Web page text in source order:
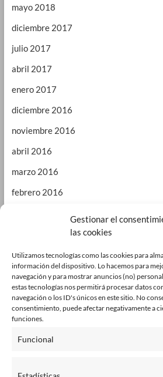
Gestionar el
las cookies
Utilizamos tecnologías como las cookies para
información del dispositivo. Lo hacemos para
navegación y para mostrar anuncios (no)
estas tecnologías nos permitirá procesar datos
navegación o los ID's únicos en este sitio. No
consentimiento, puede afectar negativamente a
funciones.
Funcional
mayo 2018
diciembre 2017
julio 2017
abril 2017
enero 2017
diciembre 2016
noviembre 2016
abril 2016
marzo 2016
febrero 2016
septiembre 2015
enero 2015
octubre 2014
julio 2014
junio 2014
enero 2014